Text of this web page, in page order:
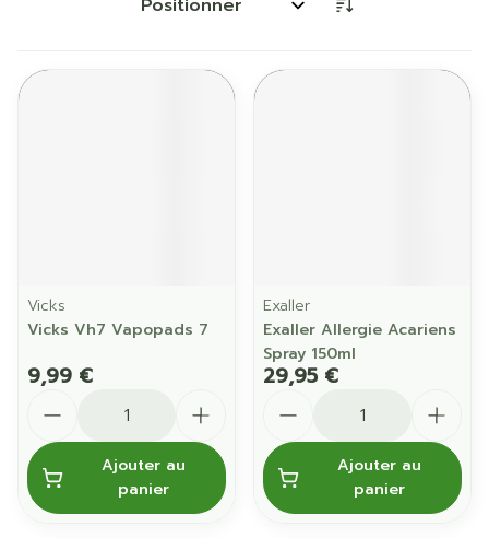
Trier par:
Vicks
Vicks Vh7 Vapopads 7
9,99 €
Ajouter au
panier
Exaller
Exaller Allergie Acariens
Spray 150ml
29,95 €
Ajouter au
panier